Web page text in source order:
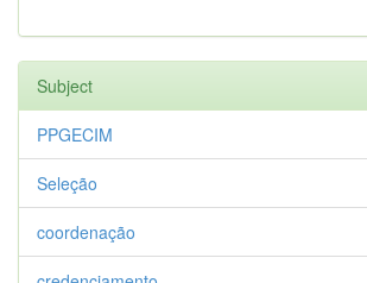
Subject
PPGECIM
Seleção
coordenação